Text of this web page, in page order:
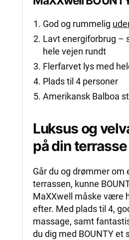
God og rummelig
Lavt energiforbrug –
hele vejen rundt
Flerfarvet lys med
Plads til 4 personer
Amerikansk Balboa
Luksus og
på din terrasse
Går du og drømmer om
terrassen, kunne
MaXXwell måske være
efter. Med plads til 4,
massage, samt
du dig med BOUNTY et